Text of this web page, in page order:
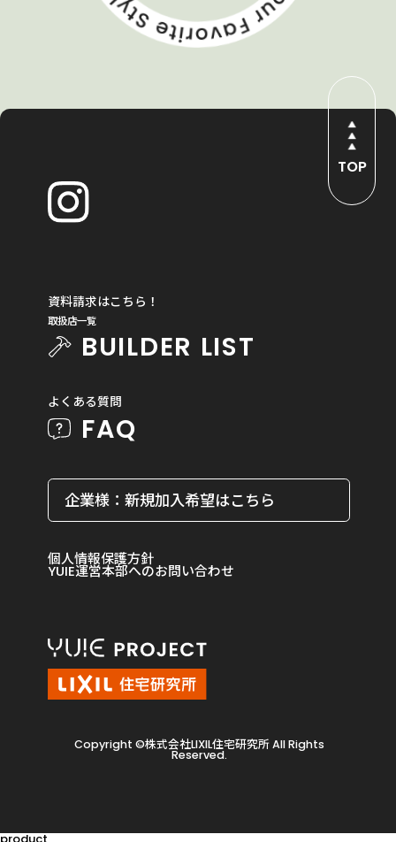
資料請求はこちら！
取扱店一覧
BUILDER LIST
よくある質問
FAQ
企業様：新規加入希望はこちら
個人情報保護方針
YUIE運営本部へのお問い合わせ
TOP
Copyright ©株式会社LIXIL住宅研究所 All Rights
Reserved.